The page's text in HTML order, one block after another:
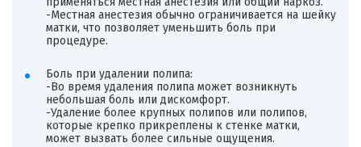
-Местная анестезия обычно ограничивается на шейку
матки, что позволяет уменьшить боль при
процедуре.
Боль при удалении полипа:
-Во время удаления полипа может возникнуть
небольшая боль или дискомфорт.
-Удаление более крупных полипов или полипов,
которые крепко прикреплены к стенке матки,
может вызвать более сильные ощущения.